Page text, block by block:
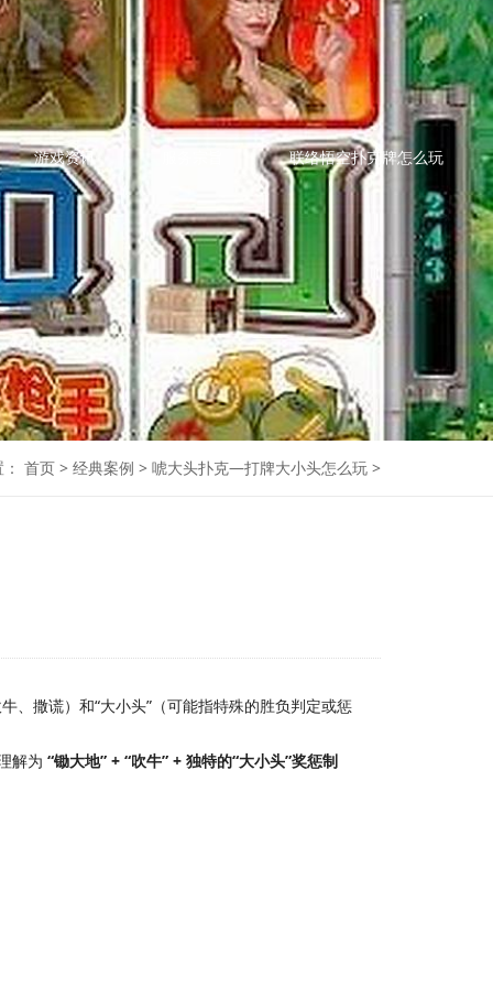
游戏资讯 联络悟空扑克牌怎么玩
首页 > 经典案例 > 唬大头扑克—打牌大小头怎么玩 >
、撒谎）和“大小头”（可能指特殊的胜负判定或惩
解为 “锄大地” + “吹牛” + 独特的“大小头”奖惩制